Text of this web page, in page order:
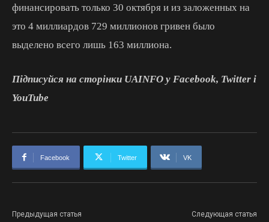
финансировать только 30 октября и из заложенных на
это 4 миллиардов 729 миллионов гривен было
выделено всего лишь 163 миллиона.
Підписуйся на сторінки UAINFO у Facebook, Twitter і
YouTube
Facebook Twitter VK
Предыдущая статья Следующая статья